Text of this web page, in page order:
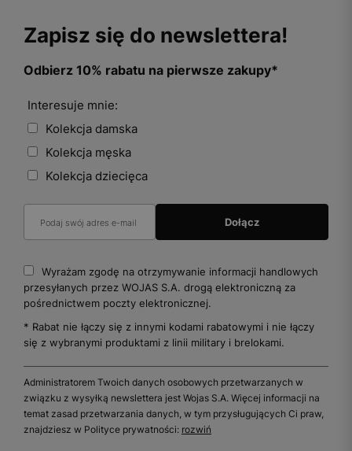
Zapisz się do newslettera!
Odbierz 10% rabatu na pierwsze zakupy*
Interesuje mnie:
Kolekcja damska
Kolekcja męska
Kolekcja dziecięca
Wyrażam zgodę na otrzymywanie informacji handlowych
przesyłanych przez WOJAS S.A. drogą elektroniczną za
pośrednictwem poczty elektronicznej.
* Rabat nie łączy się z innymi kodami rabatowymi i nie łączy
się z wybranymi produktami z linii military i brelokami.
Administratorem Twoich danych osobowych przetwarzanych w
związku z wysyłką newslettera jest Wojas S.A. Więcej informacji na
temat zasad przetwarzania danych, w tym przysługujących Ci praw,
znajdziesz w Polityce prywatności: rozwiń